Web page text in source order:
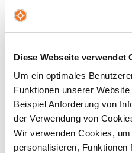
Diese Webseite verwendet
Um ein optimales
Funktionen unserer
Beispiel Anforderung von
der Verwendung von
Wir verwenden Cookies,
personalisieren, Funktionen